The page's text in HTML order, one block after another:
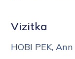
Vizitka
HOBI PEK,